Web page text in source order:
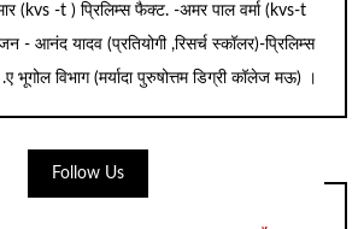
(kvs -t ) प्रिलिम्स फैक्ट. -अमर पाल वर्मा (kvs-t
- आनंद यादव (प्रतियोगी ,रिसर्च स्कॉलर)-प्रिलिम्स
भूगोल विभाग (मर्यादा पुरुषोत्तम डिग्री कॉलेज मऊ) ।
Follow Us